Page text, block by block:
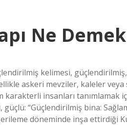
Ne Demek
kelimesi,
askeri mevziler, kaleler veya
karakterli insanları
güçlü: “Güçlendirilmiş bina:
döneminde inşa ettirdiği